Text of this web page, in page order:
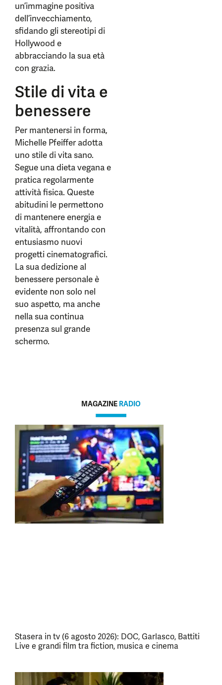
un’immagine positiva
dell’invecchiamento,
sfidando gli stereotipi di
Hollywood e
abbracciando la sua età
con grazia.
Stile di vita e
benessere
Per mantenersi in forma,
Michelle Pfeiffer adotta
uno stile di vita sano.
Segue una dieta vegana e
pratica regolarmente
attività fisica. Queste
abitudini le permettono
di mantenere energia e
vitalità, affrontando con
entusiasmo nuovi
progetti cinematografici.
La sua dedizione al
benessere personale è
evidente non solo nel
suo aspetto, ma anche
nella sua continua
presenza sul grande
schermo.
MAGAZINE RADIO
Stasera in tv (6 agosto 2026): DOC, Garlasco, Battiti
Live e grandi film tra fiction, musica e cinema